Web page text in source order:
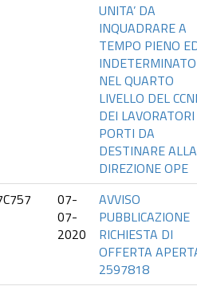
UNITA’ DA
INQUADRARE A
TEMPO PIENO
INDETERMINATO
NEL QUARTO
LIVELLO DEL
DEI
PORTI DA
DESTINARE ALLA
DIREZIONE OPE
07-
07-
2020
AVVISO
PUBBLICAZIONE
RICHIESTA DI
OFFERTA
2597818